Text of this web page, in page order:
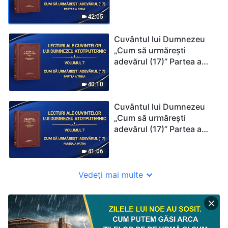
42:05
40:10
Cuvântul lui Dumnezeu
„Cum să urmărești
adevărul (17)” Partea a
41:06
Cuvântul lui Dumnezeu
„Cum să urmărești
adevărul (17)” Partea a
Vedeți mai multe